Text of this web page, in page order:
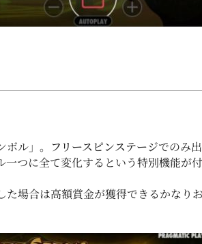
ル」。 フリースピンステージでのみ
つに全て変化するという特別機能が付
場合は高額賞金が獲得できるかなり